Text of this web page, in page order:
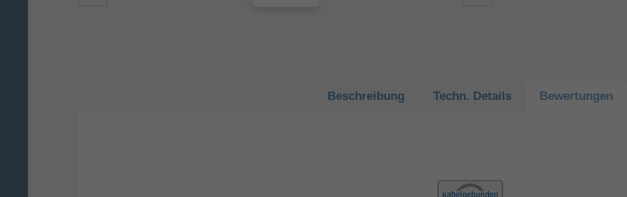
Beschreibung Techn. Details Bewertungen